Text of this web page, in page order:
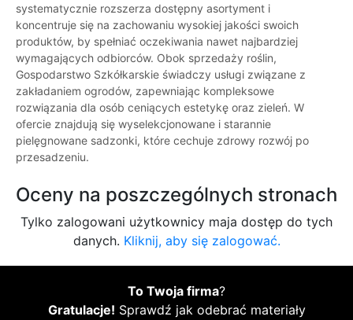
systematycznie rozszerza dostępny asortyment i
koncentruje się na zachowaniu wysokiej jakości swoich
produktów, by spełniać oczekiwania nawet najbardziej
wymagających odbiorców. Obok sprzedaży roślin,
Gospodarstwo Szkółkarskie świadczy usługi związane z
zakładaniem ogrodów, zapewniając kompleksowe
rozwiązania dla osób ceniących estetykę oraz zieleń. W
ofercie znajdują się wyselekcjonowane i starannie
pielęgnowane sadzonki, które cechuje zdrowy rozwój po
przesadzeniu.
Oceny na poszczególnych stronach
Tylko zalogowani użytkownicy maja dostęp do tych
danych. Kliknij, aby się zalogować.
To Twoja firma?
Gratulacje! Sprawdź jak odebrać materiały